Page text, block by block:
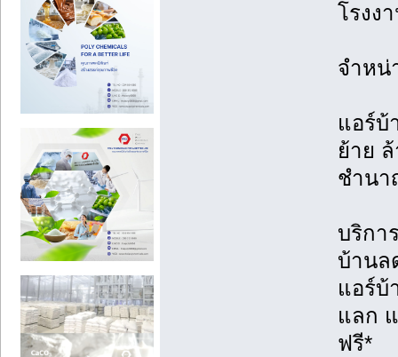
โรงง
จำหน่
แอร์บ้
ย้าย
ชำนา
บริกา
บ้านล
แอร์บ้
แลก
ฟรี*